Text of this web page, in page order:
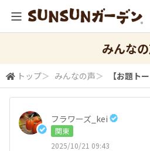
みんな
トップ＞ みんなの声＞ 【お題ト
フラワーズ_kei
関東
2025/10/21 09:43